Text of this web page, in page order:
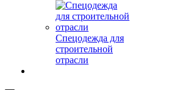
Спецодежда для
строительной
отрасли